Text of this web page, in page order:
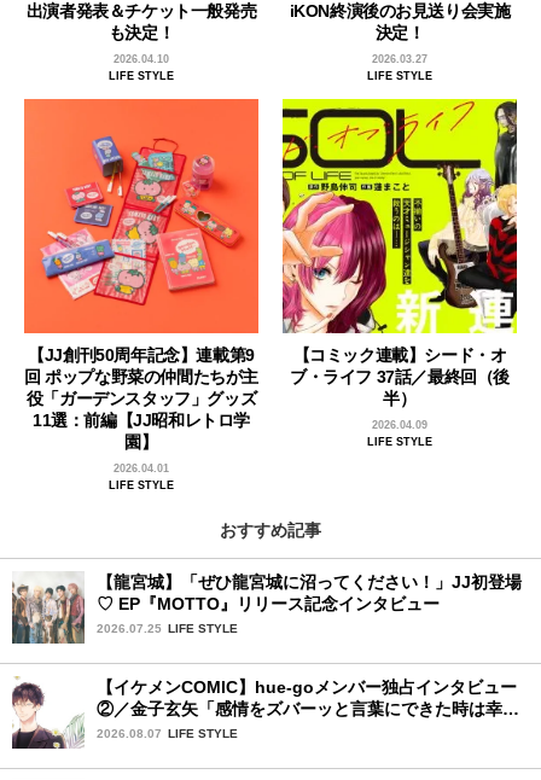
出演者発表＆チケット一般発売
も決定！
2026.04.10
LIFE STYLE
iKON終演後のお見送り会実施
決定！
2026.03.27
LIFE STYLE
【JJ創刊50周年記念】連載第9
回 ポップな野菜の仲間たちが主
役「ガーデンスタッフ」グッズ
11選：前編【JJ昭和レトロ学
園】
2026.04.01
LIFE STYLE
【コミック連載】シード・オ
ブ・ライフ 37話／最終回（後
半）
2026.04.09
LIFE STYLE
おすすめ記事
【龍宮城】「ぜひ龍宮城に沼ってください！」JJ初登場
♡ EP『MOTTO』リリース記念インタビュー
2026.07.25 LIFE STYLE
【イケメンCOMIC】hue-goメンバー独占インタビュー
②／金子玄矢「感情をズバーッと言葉にできた時は幸
せ〜」
2026.08.07 LIFE STYLE